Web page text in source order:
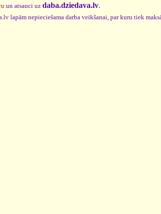
un atsauci uz daba.dziedava.lv.
lapām nepieciešama darba veikšanai, par kuru tiek